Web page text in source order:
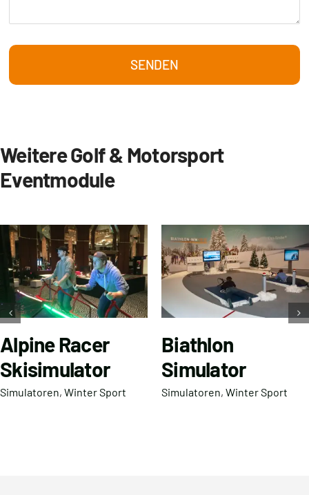
SENDEN
Weitere Golf & Motorsport
Eventmodule
Alpine Racer
Skisimulator
Simulatoren, Winter Sport
Biathlon
Simulator
Simulatoren, Winter Sport